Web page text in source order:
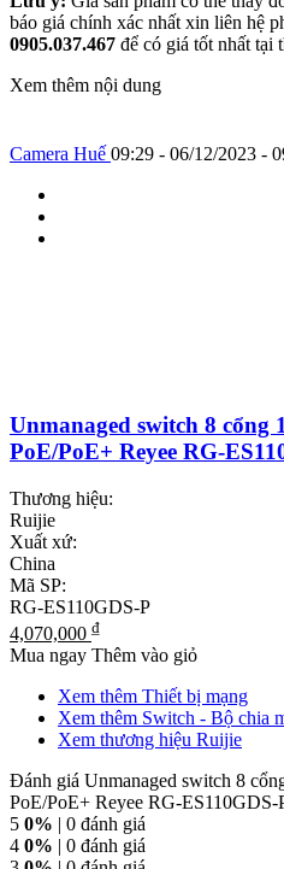
báo giá chính xác nhất xin liên hệ
0905.037.467 để có giá tốt nhất tại
Xem thêm nội dung
Camera Huế 09:29 - 06/12/2023 -
Unmanaged switch 8 cổng
PoE/PoE+ Reyee RG-
Thương hiệu:
Ruijie
Xuất xứ:
China
Mã SP:
RG-ES110GDS-P
4,070,000 ₫
Mua ngay Thêm vào giỏ
Xem thêm Thiết bị mạng
Xem thêm Switch - Bộ chia
Xem thương hiệu Ruijie
Đánh giá Unmanaged switch 8
PoE/PoE+ Reyee RG-ES110GDS-
5 0% | 0 đánh giá
4 0% | 0 đánh giá